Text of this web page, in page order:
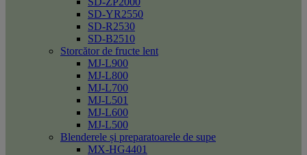
SD-YR2550
SD-R2530
SD-B2510
Storcător de fructe lent
MJ-L900
MJ-L800
MJ-L700
MJ-L501
MJ-L600
MJ-L500
Blenderele și preparatoarele de supe
MX-HG4401